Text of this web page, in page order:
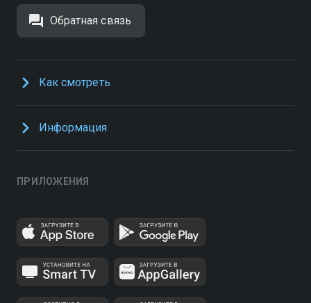
Обратная связь
Как смотреть
Информация
ПРИЛОЖЕНИЯ